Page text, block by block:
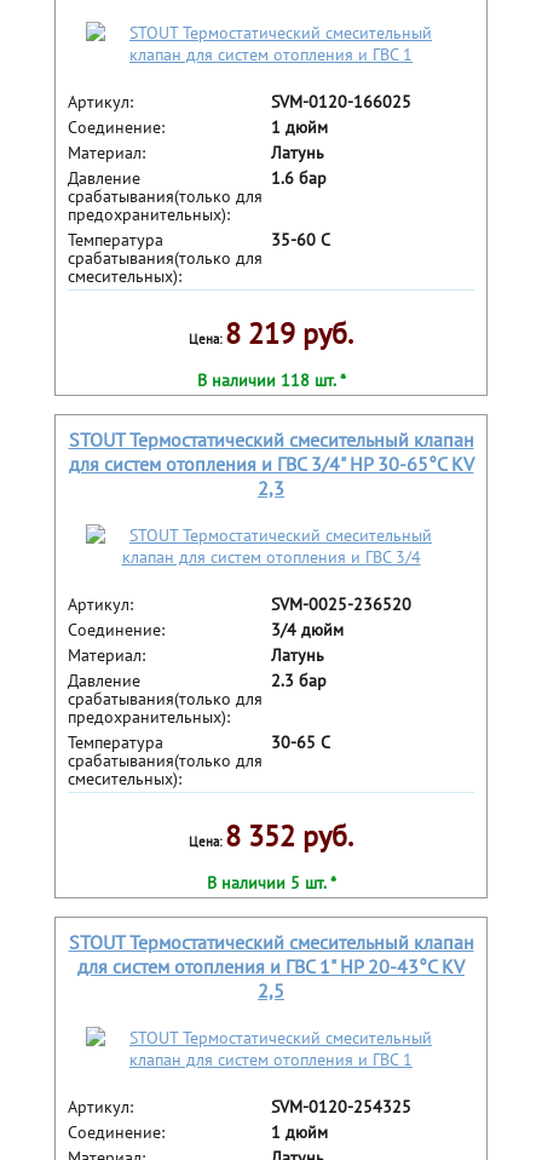
Артикул:
SVM-0120-166025
Соединение:
1 дюйм
Материал:
Латунь
Давление
срабатывания(только для
предохранительных):
1.6 бар
Температура
срабатывания(только для
смесительных):
35-60 С
Цена: 8 219 руб.
В наличии 118 шт. *
STOUT Термостатический смесительный клапан
для систем отопления и ГВС 3/4" НР 30-65°С KV
2,3
Артикул:
SVM-0025-236520
Соединение:
3/4 дюйм
Материал:
Латунь
Давление
срабатывания(только для
предохранительных):
2.3 бар
Температура
срабатывания(только для
смесительных):
30-65 С
Цена: 8 352 руб.
В наличии 5 шт. *
STOUT Термостатический смесительный клапан
для систем отопления и ГВС 1" НР 20-43°С KV
2,5
Артикул:
SVM-0120-254325
Соединение:
1 дюйм